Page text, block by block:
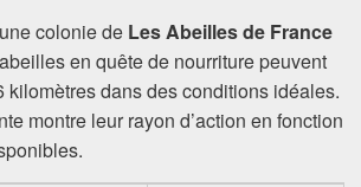
colonie de Les Abeilles de France
en quête de nourriture peuvent
kilomètres dans des conditions idéales.
montre leur rayon d’action en fonction